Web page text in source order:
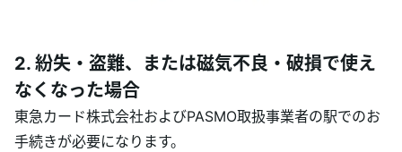
2. 紛失・盗難、または磁気不良・破損で使え
なくなった場合
東急カード株式会社およびPASMO取扱事業者の駅でのお
手続きが必要になります。